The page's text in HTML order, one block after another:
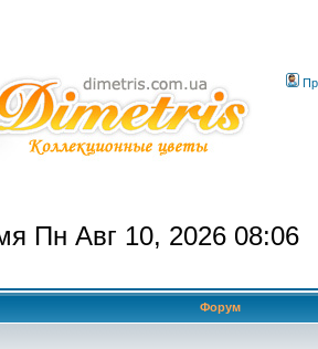
Пн Авг 10, 2026 08:06
Форум